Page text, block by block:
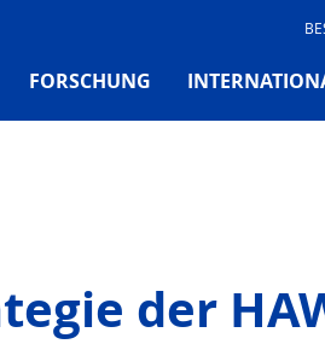
FORSCHUNG
der